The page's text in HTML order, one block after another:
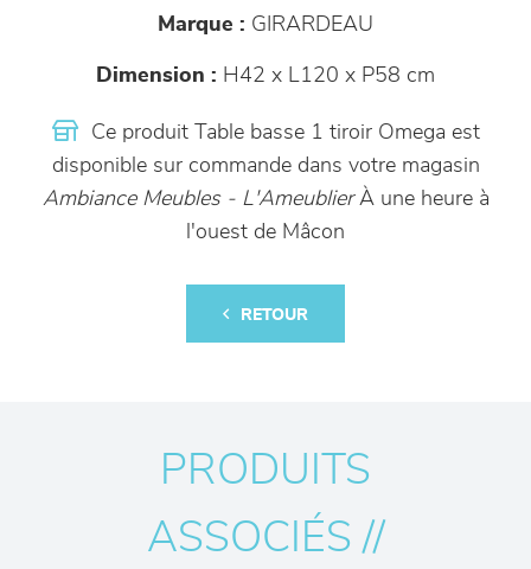
Marque : GIRARDEAU
Dimension : H42 x L120 x P58 cm
Ce produit Table basse 1 tiroir Omega est
disponible sur commande dans votre magasin
Ambiance Meubles - L'AmeublierÀ une heure à
l'ouest de Mâcon
RETOUR
PRODUITS
ASSOCIÉS //